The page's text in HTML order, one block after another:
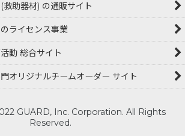
助器材) の通販サイト
ライセンス事業
動 総合サイト
オリジナルチームオーダー サイト
GUARD, Inc. Corporation. All Rights
Reserved.